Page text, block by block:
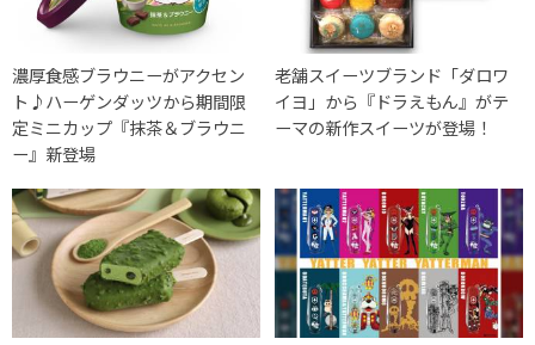
濃厚食感ブラウニーがアクセン
ト♪ハーゲンダッツから期間限
定ミニカップ『抹茶＆ブラウニ
ー』新登場
老舗スイーツブランド「ダロワ
イヨ」から『ドラえもん』がテ
ーマの新作スイーツが登場！